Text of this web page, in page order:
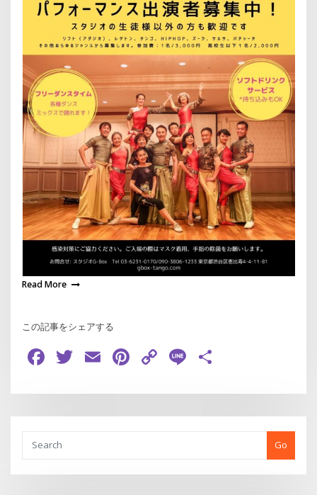
Read More
この記事をシェアする
Facebook
Twitter
EmailPinterest
Copy
Line
Go